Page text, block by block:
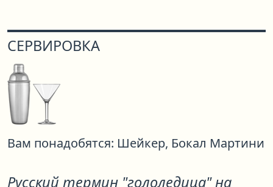
СЕРВИРОВКА
Вам понадобятся: Шейкер, Бокал Мартини
Русский термин "гололедица" на